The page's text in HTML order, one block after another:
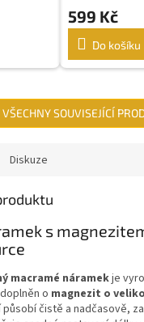
599 Kč
Do košíku
SOUVISEJÍCÍ
Diskuze
s
macramé náramekje
o magnezit o
čistě a nadčasově,